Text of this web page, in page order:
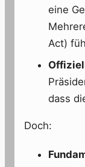
eine
Act)
dass
Doch: